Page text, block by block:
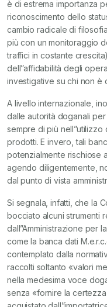
è di estrema importanza
riconoscimento dello
cambio radicale di
più con un monitoraggio
traffici in costante
dell”affidabilità degli
investigative su chi non è
A livello internazionale,
dalle autorità doganali
sempre di più
prodotti. E invero, tali
potenzialmente rischiose
agendo diligentemente,
dal punto di vista
Si segnala, infatti, che la
bocciato alcuni strumenti
dall”Amministrazione per
come la banca dati
contemplato dalla
raccolti soltanto «valori
nella medesima voce
senza «fornire la